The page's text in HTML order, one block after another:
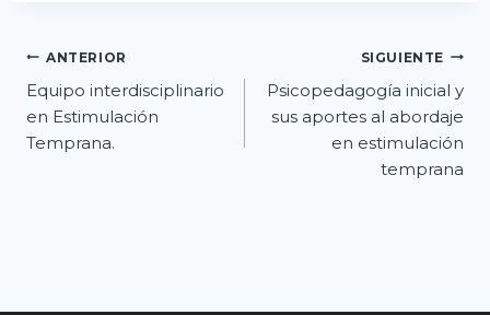
Navegación
de
entradas
ANTERIOR
Equipo interdisciplinario
en Estimulación
Temprana.
SIGUIENTE
Psicopedagogía inicial y
sus aportes al abordaje
en estimulación
temprana